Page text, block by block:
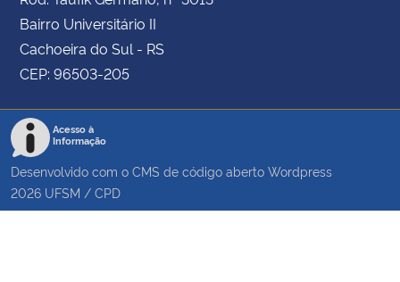
Bairro Universitário II
Cachoeira do Sul - RS
CEP: 96503-205
Acesso à
Informação
Desenvolvido com o CMS de código aberto Wordpress
2026 UFSM / CPD